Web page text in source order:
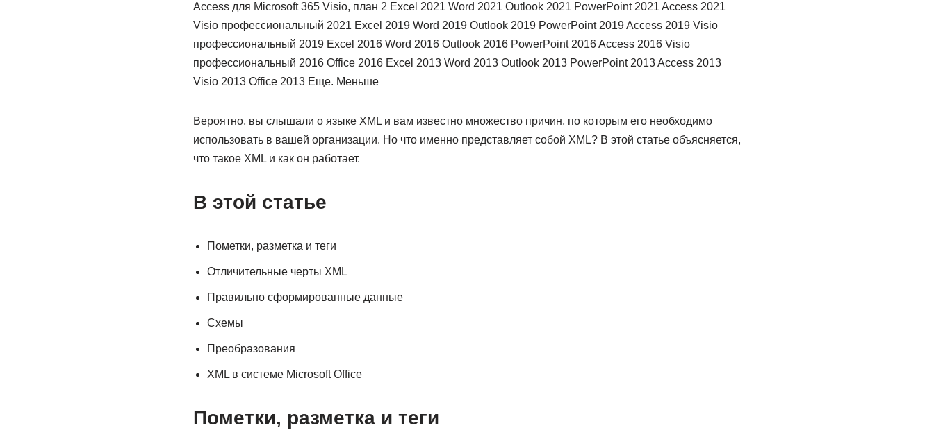
Access для Microsoft 365 Visio, план 2 Excel 2021 Word 2021 Outlook 2021 PowerPoint 2021 Access 2021
Visio профессиональный 2021 Excel 2019 Word 2019 Outlook 2019 PowerPoint 2019 Access 2019 Visio
профессиональный 2019 Excel 2016 Word 2016 Outlook 2016 PowerPoint 2016 Access 2016 Visio
профессиональный 2016 Office 2016 Excel 2013 Word 2013 Outlook 2013 PowerPoint 2013 Access 2013
Visio 2013 Office 2013 Еще. Меньше
Вероятно, вы слышали о языке XML и вам известно множество причин, по которым его необходимо
использовать в вашей организации. Но что именно представляет собой XML? В этой статье объясняется,
что такое XML и как он работает.
В этой статье
Пометки, разметка и теги
Отличительные черты XML
Правильно сформированные данные
Схемы
Преобразования
XML в системе Microsoft Office
Пометки, разметка и теги